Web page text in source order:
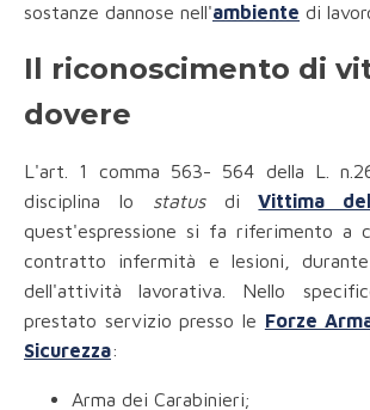
sostanze dannose nell'ambiente di
Il riconoscimento di
dovere
L'art. 1 comma 563- 564 della L.
disciplina lo statusdiVittima
quest'espressione si fa riferimento a
contratto infermità e lesioni,
dell'attività lavorativa. Nello
prestato servizio presso le Forze
Sicurezza:
Arma dei Carabinieri;